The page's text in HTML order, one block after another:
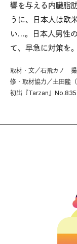
響を与える内臓脂
うに、日本人は欧
い…。日本人男性
て、早急に対策を。
取材・文／石飛カノ
修・取材協力／土田隆
初出『Tarzan』